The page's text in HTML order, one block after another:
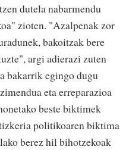
dutela nabarmendu
zioten. "Azalpenak zor
bakoitzak bere
argi adierazi zuten
bakarrik egingo dugu
eta erreparazioa
beste biktimek
politikoaren biktima
berez hil bihotzekoak